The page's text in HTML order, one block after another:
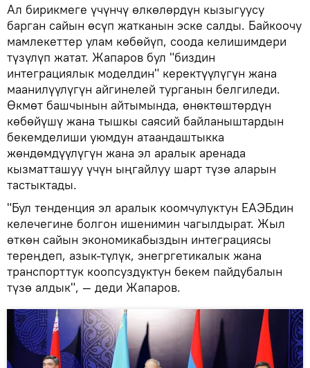
Ал бирикмеге үчүнчү өлкөлөрдүн кызыгуусу
барган сайын өсүп жатканын эске салды. Байкоочу
мамлекеттер улам көбөйүп, соода келишимдери
түзүлүп жатат. Жапаров бул "биздин
интеграциялык моделдин" керектүүлүгүн жана
маанилүүлүгүн айгинелей турганын белгиледи.
Өкмөт башчынын айтымында, өнөктөштөрдүн
көбөйүшү жана тышкы саясий байланыштардын
бекемделиши уюмдун атаандаштыкка
жөндөмдүүлүгүн жана эл аралык аренада
кызматташуу үчүн ыңгайлуу шарт түзө аларын
тастыктады.
"Бул тенденция эл аралык коомчулуктун ЕАЭБдин
келечегине болгон ишенимин чагылдырат. Жыл
өткөн сайын экономикабыздын интеграциясы
тереңдеп, азык-түлүк, энегргетикалык жана
транспорттук коопсуздуктун бекем пайдубалын
түзө алдык", — деди Жапаров.